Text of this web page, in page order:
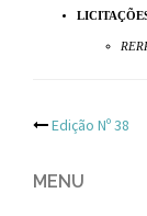
Post
Edição Nº 38
MENU